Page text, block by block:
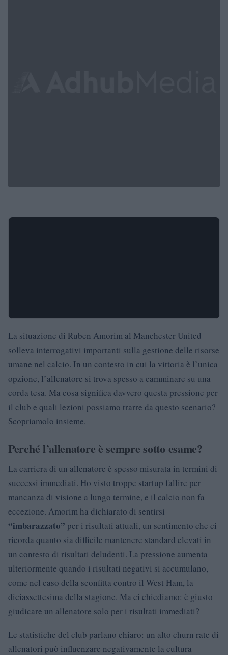
La situazione di Ruben Amorim al Manchester United
solleva interrogativi importanti sulla gestione delle risorse
umane nel calcio. In un contesto in cui la vittoria è l’unica
opzione, l’allenatore si trova spesso a camminare su una
corda tesa. Ma cosa significa davvero questa pressione per
il club e quali lezioni possiamo trarre da questo scenario?
Scopriamolo insieme.
Perché l’allenatore è sempre sotto esame?
La carriera di un allenatore è spesso misurata in termini di
successi immediati. Ho visto troppe startup fallire per
mancanza di visione a lungo termine, e il calcio non fa
eccezione. Amorim ha dichiarato di sentirsi
“imbarazzato” per i risultati attuali, un sentimento che ci
ricorda quanto sia difficile mantenere standard elevati in
un contesto di risultati deludenti. La pressione aumenta
ulteriormente quando i risultati negativi si accumulano,
come nel caso della sconfitta contro il West Ham, la
diciassettesima della stagione. Ma ci chiediamo: è giusto
giudicare un allenatore solo per i risultati immediati?
Le statistiche del club parlano chiaro: un alto churn rate di
allenatori può influenzare negativamente la cultura